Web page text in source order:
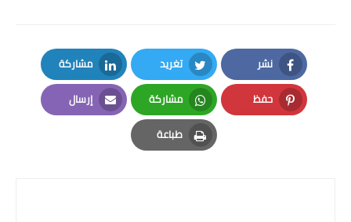
نشر
Facebook
تغريد
Twitter
مشاركة
LinkedIn
حفظ
Pinterest
مشاركة
Whatsapp
إرسال
Email
طباعة
Print